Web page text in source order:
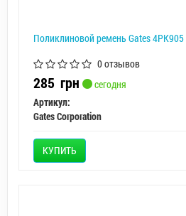
Поликлиновой ремень Gates 4PK905
0 отзывов
285 грн
сегодня
Артикул:
Gates Corporation
КУПИТЬ